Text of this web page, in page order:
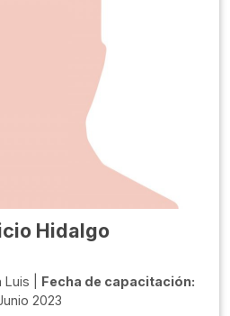
Hidalgo
Luis |
Fecha de capacitación:
2023